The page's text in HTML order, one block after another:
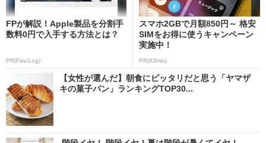
FPが解説！Apple製品を分割手
数料0円で入手する方法とは？
PR(Fav-Log)
スマホ2GBで月額850円～ 格安
SIMをお得に使うキャンペーン
実施中！
PR(IIJmio)
【女性が選んだ】朝食にピッタリだと思う「ヤマザ
キの菓子パン」ランキングTOP30...